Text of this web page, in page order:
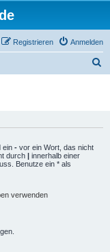
Anmelden
Registrieren
e
ein - vor ein Wort, das nicht
durch | innerhalb einer
Benutze ein * als
verwenden